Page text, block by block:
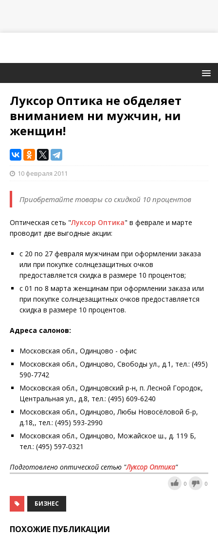
Луксор Оптика не обделяет
вниманием ни мужчин, ни
женщин!
10 февраля 2011
Приобретайте товары со скидкой 10 процентов
Оптическая сеть "Луксор Оптика" в феврале и марте
проводит две выгодные акции:
с 20 по 27 февраля мужчинам при оформлении заказа
или при покупке солнцезащитных очков
предоставляется скидка в размере 10 процентов;
с 01 по 8 марта женщинам при оформлении заказа или
при покупке солнцезащитных очков предоставляется
скидка в размере 10 процентов.
Адреса салонов:
Московская обл., Одинцово - офис
Московская обл., Одинцово, Свободы ул., д.1, тел.: (495)
590-7742
Московская обл., Одинцовский р-н, п. Лесной Городок,
Центральная ул., д.8, тел.: (495) 609-6240
Московская обл., Одинцово, Любы Новосёловой б-р,
д.18,, тел.: (495) 593-2990
Московская обл., Одинцово, Можайское ш., д. 119 Б,
тел.: (495) 597-0321
Подготовлено оптической сетью "Луксор Оптика"
0 0
БИЗНЕС
ПОХОЖИЕ ПУБЛИКАЦИИ